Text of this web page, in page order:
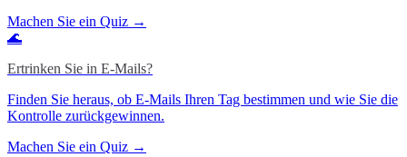
Machen Sie ein Quiz →
🌊
Ertrinken Sie in E-Mails?
Finden Sie heraus, ob E-Mails Ihren Tag bestimmen und wie Sie die
Kontrolle zurückgewinnen.
Machen Sie ein Quiz →